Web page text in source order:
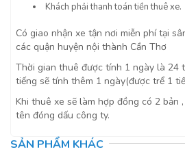
Khách phải thanh toán tiền thuê xe.
Có giao nhận xe tận nơi miễn phí tại
các quận huyện nội thành Cần Thơ
Thời gian thuê được tính 1 ngày là 24
tiếng sẽ tính thêm 1 ngày(được trể 1
Khi thuê xe sẽ làm hợp đồng có 2 bản
tên đóng dấu công ty.
SẢN PHẨM KHÁC